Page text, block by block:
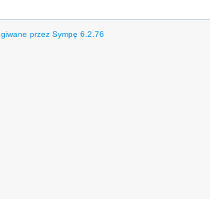
przez Sympę 6.2.76